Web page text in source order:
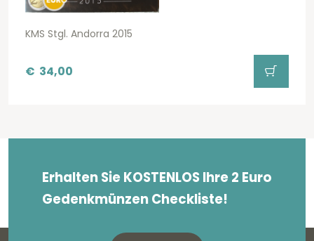
KMS Stgl. Andorra 2015
€ 34,00
Erhalten Sie KOSTENLOS Ihre 2 Euro
Gedenkmünzen Checkliste!